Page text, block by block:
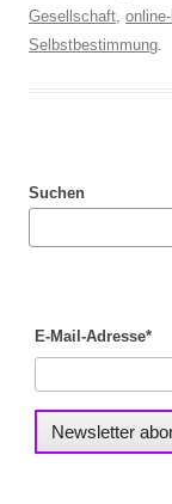
Gesellschaft,
Selbstbestimmung.
Suchen
E-Mail-Adresse*